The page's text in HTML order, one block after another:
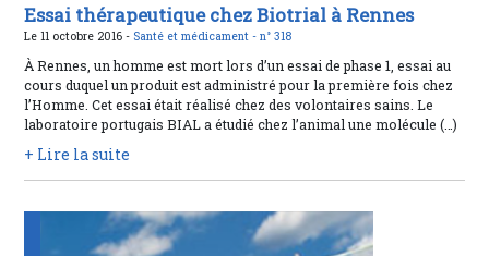
Essai thérapeutique chez Biotrial à Rennes
Le 11 octobre 2016 - Santé et médicament -n° 318
À Rennes, un homme est mort lors d’un essai de phase 1, essai au
cours duquel un produit est administré pour la première fois chez
l’Homme. Cet essai était réalisé chez des volontaires sains. Le
laboratoire portugais BIAL a étudié chez l’animal une molécule (…)
+ Lire la suite